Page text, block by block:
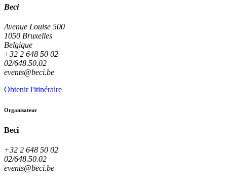
Beci
Avenue Louise 500
1050 Bruxelles
Belgique
+32 2 648 50 02
02/648.50.02
events@beci.be
Obtenir l'itinéraire
Organisateur
Beci
+32 2 648 50 02
02/648.50.02
events@beci.be